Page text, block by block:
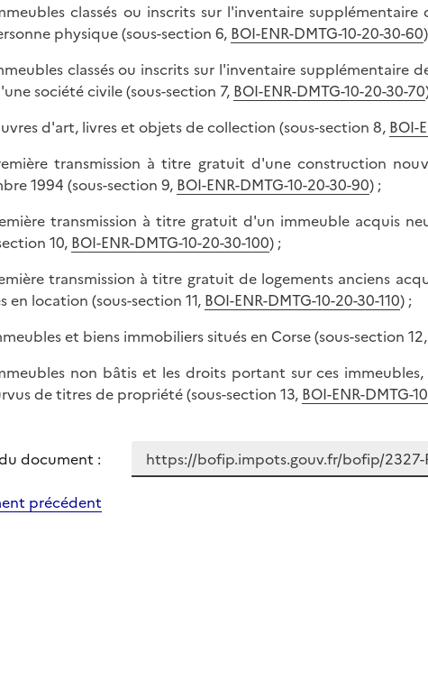
classés ou inscrits sur l'inventaire
physique (sous-section 6, BOI-ENR-DMTG-10-20-30-60
classés ou inscrits sur l'inventaire supplémentaire
société civile (sous-section 7, BOI-ENR-DMTG-10-20-30-70
d'art, livres et objets de collection (sous-section 8, BOI-
transmission à titre gratuit d'une construction
1994 (sous-section 9, BOI-ENR-DMTG-10-20-30-90) ;
transmission à titre gratuit d'un immeuble acquis
10, BOI-ENR-DMTG-10-20-30-100) ;
transmission à titre gratuit de logements anciens
en location (sous-section 11, BOI-ENR-DMTG-10-20-30-110) ;
et biens immobiliers situés en Corse (sous-section 12,
non bâtis et les droits portant sur ces
de titres de propriété (sous-section 13, BOI-ENR-DMTG-
document :
précédent